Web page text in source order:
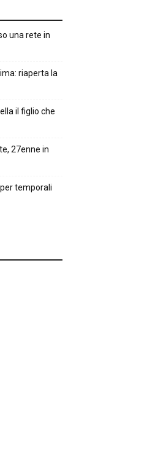
una rete in
riaperta la
il figlio che
27enne in
temporali